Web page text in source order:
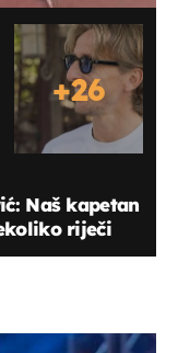
+26
Naš kapetan
riječi